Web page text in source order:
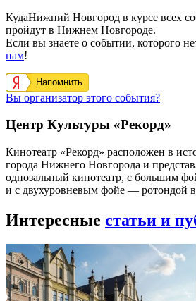
КудаНижний Новгород в курсе всех
пройдут в Нижнем Новгороде.
Если вы знаете о событии, которого
нам!
Напомнить
Вы организатор этого события?
Центр Культуры «Рекорд»
Кинотеатр «Рекорд» расположен в
города Нижнего Новгорода и
однозальный кинотеатр, с большим
и с двухуровневым фойе — ротондой
Интересные статьи и